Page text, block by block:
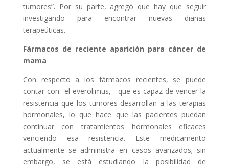
tumores”. Por su parte, agregó que hay que seguir
investigando para encontrar nuevas dianas
terapeúticas.
Fármacos de reciente aparición para cáncer de
mama
Con respecto a los fármacos recientes, se puede
contar con el everolimus, que es capaz de vencer la
resistencia que los tumores desarrollan a las terapias
hormonales, lo que hace que las pacientes puedan
continuar con tratamientos hormonales eficaces
venciendo esa resistencia. Este medicamento
actualmente se administra en casos avanzados; sin
embargo, se está estudiando la posibilidad de